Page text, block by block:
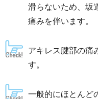
滑らないため、坂
痛みを伴います。
アキレス腱部の痛
す。
一般的にほとんど